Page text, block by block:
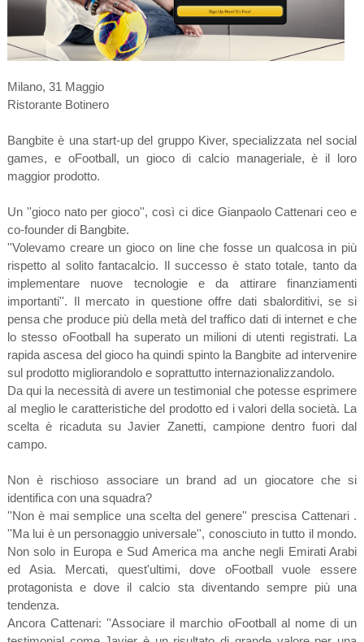
Milano, 31 Maggio
Ristorante Botinero
Bangbite è una start-up del gruppo Kiver, specializzata nel social
games, e oFootball, un gioco di calcio manageriale, è il loro
maggior prodotto.
Un ''gioco nato per gioco'', così ci dice Gianpaolo Cattenari ceo e
co-founder di Bangbite.
''Volevamo creare un gioco on line che fosse un qualcosa in più
rispetto al solito fantacalcio. Il successo è stato totale, tanto da
implementare nuove tecnologie e da attirare finanziamenti
importanti''. Il mercato in questione offre dati sbalorditivi, se si
pensa che produce più della metà del traffico dati di internet e che
lo stesso oFootball ha superato un milioni di utenti registrati. La
rapida ascesa del gioco ha quindi spinto la Bangbite ad intervenire
sul prodotto migliorandolo e soprattutto internazionalizzandolo.
Da qui la necessità di avere un testimonial che potesse esprimere
al meglio le caratteristiche del prodotto ed i valori della società. La
scelta è ricaduta su Javier Zanetti, campione dentro fuori dal
campo.
Non è rischioso associare un brand ad un giocatore che si
identifica con una squadra?
''Non è mai semplice una scelta del genere'' prescisa Cattenari .
''Ma lui è un personaggio universale'', conosciuto in tutto il mondo.
Non solo in Europa e Sud America ma anche negli Emirati Arabi
ed Asia. Mercati, quest'ultimi, dove oFootball vuole essere
protagonista e dove il calcio sta diventando sempre più una
tendenza.
Ancora Cattenari: ''Associare il marchio oFootball al nome di un